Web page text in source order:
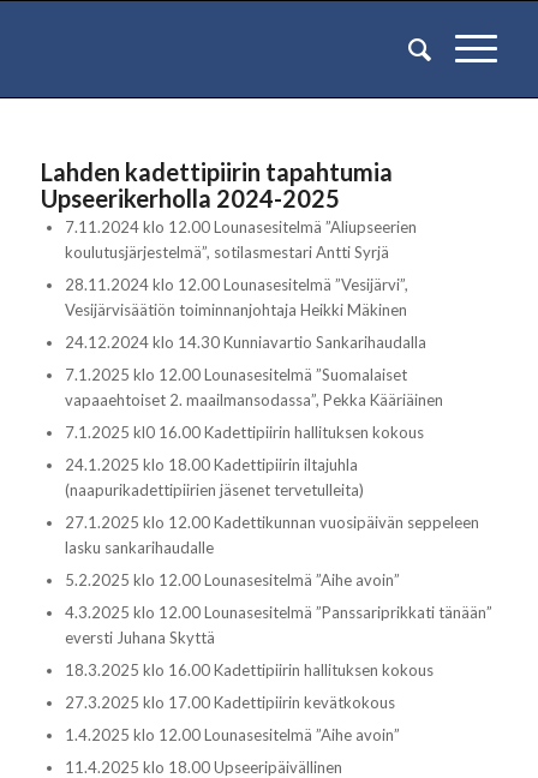
Lahden kadettipiirin tapahtumia
Upseerikerholla 2024-2025
7.11.2024 klo 12.00 Lounasesitelmä ”Aliupseerien
koulutusjärjestelmä”, sotilasmestari Antti Syrjä
28.11.2024 klo 12.00 Lounasesitelmä ”Vesijärvi”,
Vesijärvisäätiön toiminnanjohtaja Heikki Mäkinen
24.12.2024 klo 14.30 Kunniavartio Sankarihaudalla
7.1.2025 klo 12.00 Lounasesitelmä ”Suomalaiset
vapaaehtoiset 2. maailmansodassa”, Pekka Kääriäinen
7.1.2025 kl0 16.00 Kadettipiirin hallituksen kokous
24.1.2025 klo 18.00 Kadettipiirin iltajuhla
(naapurikadettipiirien jäsenet tervetulleita)
27.1.2025 klo 12.00 Kadettikunnan vuosipäivän seppeleen
lasku sankarihaudalle
5.2.2025 klo 12.00 Lounasesitelmä ”Aihe avoin”
4.3.2025 klo 12.00 Lounasesitelmä ”Panssariprikkati tänään”
eversti Juhana Skyttä
18.3.2025 klo 16.00 Kadettipiirin hallituksen kokous
27.3.2025 klo 17.00 Kadettipiirin kevätkokous
1.4.2025 klo 12.00 Lounasesitelmä ”Aihe avoin”
11.4.2025 klo 18.00 Upseeripäivällinen